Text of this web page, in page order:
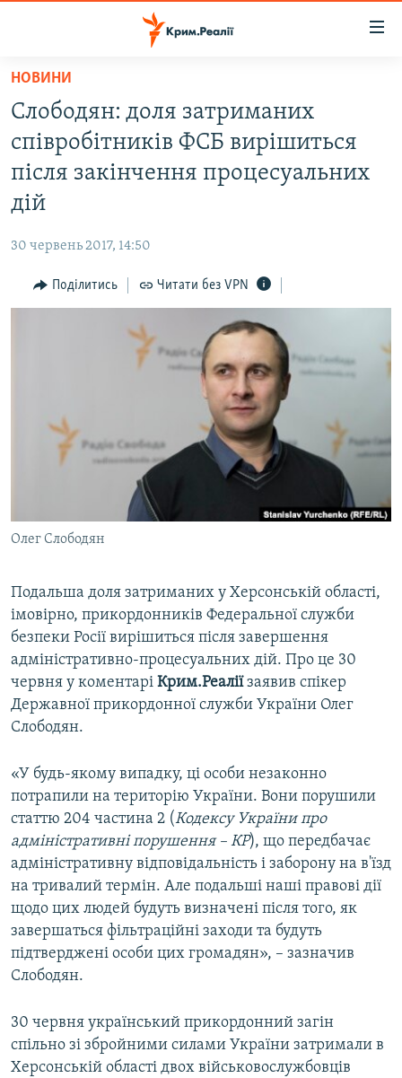
Перейти
основного
матеріалу
Перейти
до
основної
Перейти
пошуку
НОВИНИ
ВОДА.КРИМ
ВІДЕО ТА ФОТО
ПОЛІТИКА
ПОГЛЯД
ІНТЕРВ'Ю
ВІДЕОУРОКИ «ELIFBE»
СВІДЧЕННЯ ОКУПАЦІЇ
УКРАЇНСЬКА ПРОБЛЕМА КРИМУ
Русский
Qırımtatar
Усі сайти RFE/RL
НОВИНИ
Слободян: доля затриманих
співробітників ФСБ вирішиться
після закінчення процесуальних
дій
30 червень 2017, 14:50
Поділитись Читати без VPN
Олег Слободян
Подальша доля затриманих у Херсонській області,
імовірно, прикордонників Федеральної служби
безпеки Росії вирішиться після завершення
адміністративно-процесуальних дій. Про це 30
червня у коментарі Крим.Реаліїзаявив спікер
Державної прикордонної служби України Олег
Слободян.
«У будь-якому випадку, ці особи незаконно
потрапили на територію України. Вони порушили
статтю 204 частина 2 (Кодексу України про
адміністративні порушення – КР), що передбачає
адміністративну відповідальність і заборону на в'їзд
на тривалий термін. Але подальші наші правові дії
щодо цих людей будуть визначені після того, як
завершаться фільтраційні заходи та будуть
підтверджені особи цих громадян», – зазначив
Слободян.
30 червня український прикордонний загін
спільно зі збройними силами України затримали в
Херсонській області двох військовослужбовців